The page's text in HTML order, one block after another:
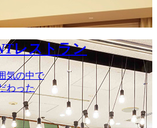
レストラン
気の中で
わった